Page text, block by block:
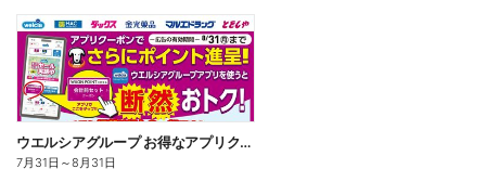
ウエルシアグループ お得なアプリクーポン
7月31日 ～8月31日